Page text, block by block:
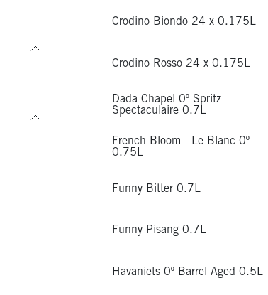
Crodino Biondo 24 x 0.175L
Crodino Rosso 24 x 0.175L
Dada Chapel 0º Spritz
Spectaculaire 0.7L
French Bloom - Le Blanc 0º
0.75L
Funny Bitter 0.7L
Funny Pisang 0.7L
Havaniets 0º Barrel-Aged 0.5L